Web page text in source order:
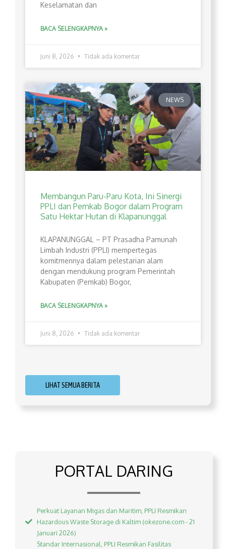
Keselamatan dan
BACA SELENGKAPNYA »
Juni 8, 2026 Tidak ada komentar
NEWS
Membangun Paru-Paru Kota, Ini Sinergi
PPLI dan Pemkab Bogor dalam Program
Satu Hektar Hutan di Klapanunggal
​KLAPANUNGGAL – PT Prasadha Pamunah
Limbah Industri (PPLI) mempertegas
komitmennya dalam pelestarian alam
dengan mendukung program Pemerintah
Kabupaten (Pemkab) Bogor,
BACA SELENGKAPNYA »
Juni 8, 2026 Tidak ada komentar
LIHAT SEMUA BERITA
PORTAL DARING
Perkuat Layanan Migas dan Maritim, PPLI Resmikan
Hazardous Waste Storage di Kaltim (okezone.com - 21
Januari 2026)
Standar Internasional, PPLI Resmikan Fasilitas